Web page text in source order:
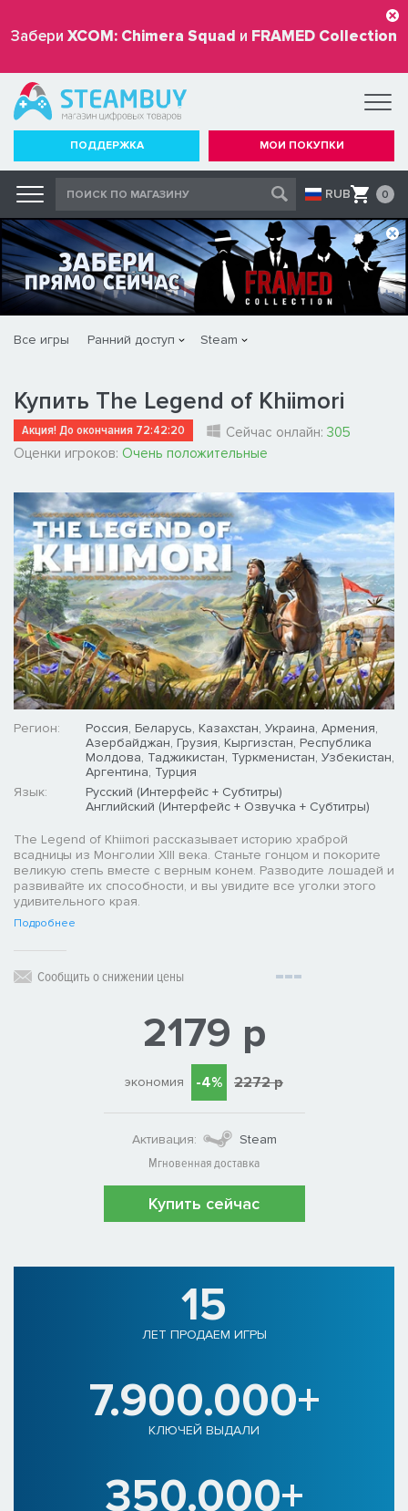
Забери XCOM: Chimera Squad и FRAMED Collection
бесплатно
ПОДДЕРЖКА МОИ ПОКУПКИ
RUB 0
Все игры Ранний доступ Steam
Купить The Legend of Khiimori
Акция! До окончания 72:42:20 Сейчас онлайн: 305
Оценки игроков: Очень положительные
Регион:
Россия, Беларусь, Казахстан, Украина, Армения,
Азербайджан, Грузия, Кыргизстан, Республика
Молдова, Таджикистан, Туркменистан, Узбекистан,
Аргентина, Турция
Язык:
Русский (Интерфейс + Субтитры)
Английский (Интерфейс + Озвучка + Субтитры)
The Legend of Khiimori рассказывает историю храброй
всадницы из Монголии XIII века. Станьте гонцом и покорите
великую степь вместе с верным конем. Разводите лошадей и
развивайте их способности, и вы увидите все уголки этого
удивительного края.
Подробнее
Сообщить о снижении цены
2179 р
экономия -4% 2272 р
Активация:
Steam
Мгновенная доставка
Купить сейчас
15
ЛЕТ ПРОДАЕМ ИГРЫ
7.900.000+
КЛЮЧЕЙ ВЫДАЛИ
350.000+